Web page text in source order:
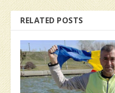
RELATED POSTS